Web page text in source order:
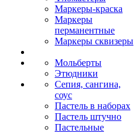
Маркеры-краска
Маркеры
перманентные
Маркеры сквизеры
Мольберты
Этюдники
Сепия, сангина,
соус
Пастель в наборах
Пастель штучно
Пастельные